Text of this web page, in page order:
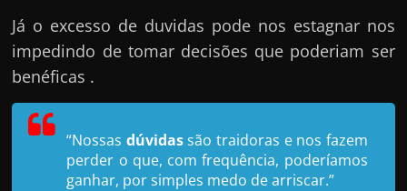
n
h
Já o excesso de duvidas pode nos estagnar nos
impedindo de tomar decisões que poderiam ser
benéficas .
“Nossas dúvidassão traidoras e nos fazem
perder o que, com frequência, poderíamos
ganhar, por simples medo de arriscar.”